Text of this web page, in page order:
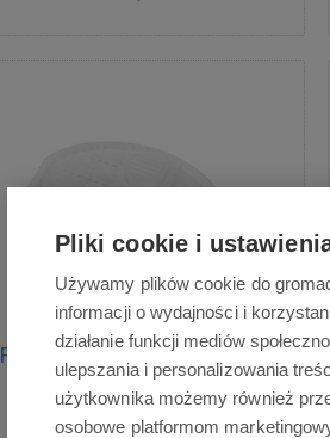
Filtr do Sencor SRV 1000SL
Pliki cookie i
Używamy plików cookie do
informacji o wydajności i
działanie funkcji mediów
ulepszania i personalizowania
użytkownika możemy również
osobowe platformom